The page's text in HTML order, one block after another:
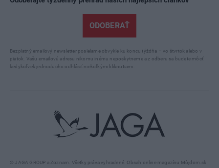
© JAGA GROUP a Zoznam. Všetky práva vyhradené. Obsah online magazínu Môjdom.sk
ODOBERAŤ
Bezplatný emailový newsletter posielame obvykle ku koncu týždňa – vo štvrtok alebo v
piatok. Vašu emailovú adresu nikomu inému neposkytneme a z odberu sa budete môcť
kedykoľvek jednoducho odhlásiť niekoľkými kliknutiami.